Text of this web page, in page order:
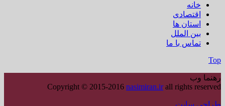
خانه
اقتصادی
استان ها
بین الملل
تماس با ما
Top
رهنما وب
Copyright © 2015-2016 nasimiran.irall rights reserved
طراحی سایت